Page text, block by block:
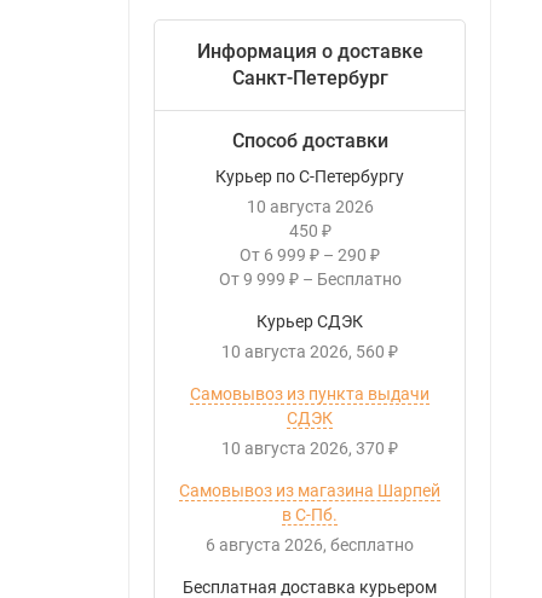
Информация о доставке
Санкт-Петербург
Способ доставки
Курьер по С-Петербургу
10 августа 2026
450 ₽
От 6 999 ₽ – 290 ₽
От 9 999 ₽ – Бесплатно
Курьер СДЭК
10 августа 2026 560 ₽
Самовывоз из пункта выдачи
СДЭК
10 августа 2026 370 ₽
Самовывоз из магазина Шарпей
в С-Пб.
6 августа 2026
Бесплатно
Бесплатная доставка курьером